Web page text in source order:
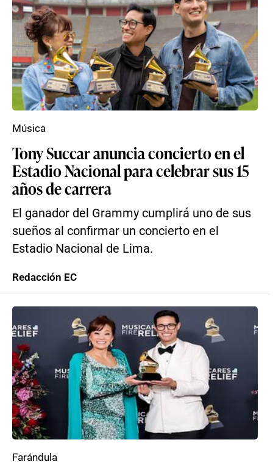
Tony Succar anuncia concierto en el
Estadio Nacional para celebrar sus 15
años de carrera
El ganador del Grammy cumplirá uno de sus
sueños al confirmar un concierto en el
Estadio Nacional de Lima.
Música
Redacción EC
Farándula